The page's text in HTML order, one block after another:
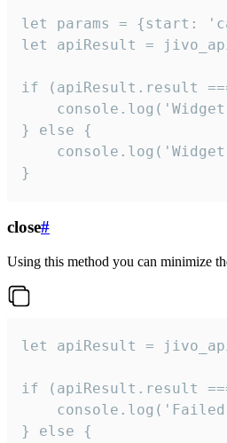
let params = {start:
let apiResult =
if (apiResult.result
} else {
}
close#
Using this method you can minimize
let apiResult =
if (apiResult.result
} else {